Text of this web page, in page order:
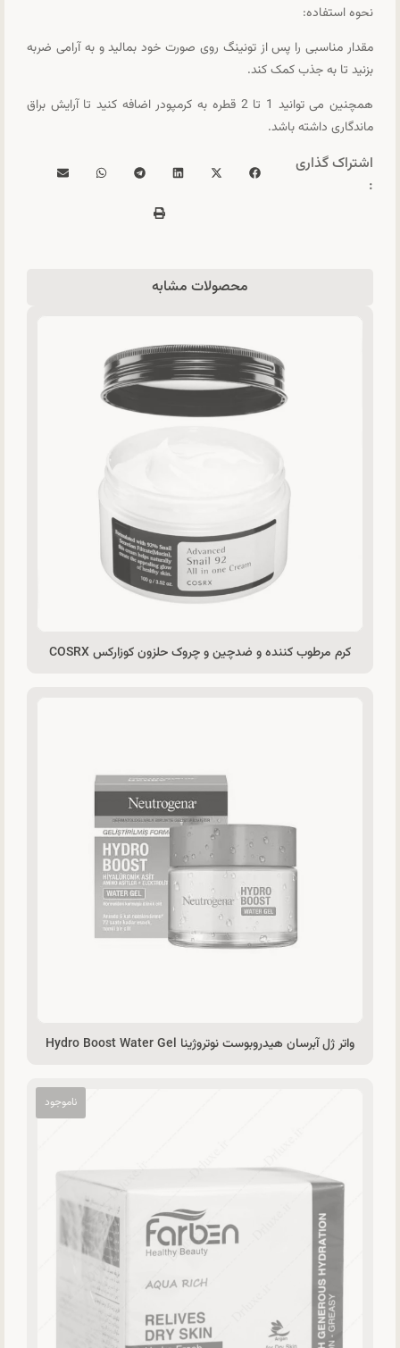
نحوه استفاده:
مقدار مناسبی را پس از تونینگ روی صورت خود بمالید و به آرامی ضربه
بزنید تا به جذب کمک کند.
همچنین می توانید 1 تا 2 قطره به کرمپودر اضافه کنید تا آرایش براق
ماندگاری داشته باشد.
اشتراک گذاری
:
محصولات مشابه
کرم مرطوب کننده و ضدچین و چروک حلزون کوزارکس COSRX
واتر ژل آبرسان هیدروبوست نوتروژینا Hydro Boost Water Gel